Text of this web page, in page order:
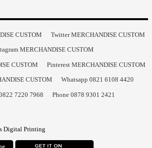
CUSTOM Twitter MERCHANDISE CUSTOM
MERCHANDISE CUSTOM
CUSTOM Pinterest MERCHANDISE CUSTOM
CUSTOM Whatsapp 0821 6108 4420
7220 7968 Phone 0878 9301 2421
Digital Printing